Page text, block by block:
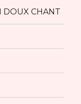
DOUX CHANT